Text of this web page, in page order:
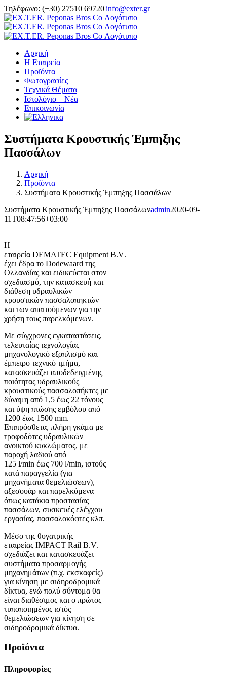
Μετάβαση
στο
περιεχόμενο
Τηλέφωνο: (+30) 27510 69720|info@exter.gr
Αρχική
Η Εταιρεία
Προϊόντα
Φωτογραφίες
Τεχνικά Θέματα
Ιστολόγιο – Νέα
Επικοινωνία
Συστήματα Κρουστικής Έμπηξης
Πασσάλων
Αρχική
Προϊόντα
Συστήματα Κρουστικής Έμπηξης Πασσάλων
Συστήματα Κρουστικής Έμπηξης Πασσάλωνadmin2020-09-
11T08:47:56+03:00
Η
εταιρεία DEMATEC Equipment B.V.
έχει έδρα το Dodewaard της
Ολλανδίας και ειδικεύεται στον
σχεδιασμό, την κατασκευή και
διάθεση υδραυλικών
κρουστικών πασσαλοπηκτών
και των απαιτούμενων για την
χρήση τους παρελκόμενων.
Με σύγχρονες εγκαταστάσεις,
τελευταίας τεχνολογίας
μηχανολογικό εξοπλισμό και
έμπειρο τεχνικό τμήμα,
κατασκευάζει αποδεδειγμένης
ποιότητας υδραυλικούς
κρουστικούς πασσαλοπήκτες με
δύναμη από 1,5 έως 22 τόνους
και ύψη πτώσης εμβόλου από
1200 έως 1500 mm.
Επιπρόσθετα, πλήρη γκάμα με
τροφοδότες υδραυλικών
ανοικτού κυκλώματος, με
παροχή λαδιού από
125 l/min έως 700 l/min, ιστούς
κατά παραγγελία (για
μηχανήματα θεμελιώσεων),
αξεσουάρ και παρελκόμενα
όπως καπάκια προστασίας
πασσάλων, συσκευές ελέγχου
εργασίας, πασσαλοκόφτες κλπ.
Μέσο της θυγατρικής
εταιρείας IMPACT Rail B.V.
σχεδιάζει και κατασκευάζει
συστήματα προσαρμογής
μηχανημάτων (π.χ. εκσκαφείς)
για κίνηση με σιδηροδρομικά
δίκτυα, ενώ πολύ σύντομα θα
είναι διαθέσιμος και ο πρώτος
τυποποιημένος ιστός
θεμελιώσεων για κίνηση σε
σιδηροδρομικά δίκτυα.
Προϊόντα
Πληροφορίες